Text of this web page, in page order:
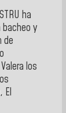
ha
y
de
los
El